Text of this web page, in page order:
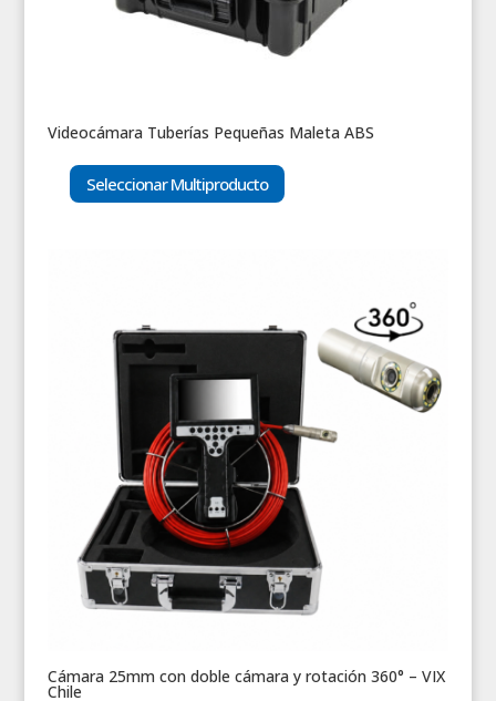
Videocámara Tuberías Pequeñas Maleta ABS
Seleccionar Multiproducto
Cámara 25mm con doble cámara y rotación 360° – VIX
Chile